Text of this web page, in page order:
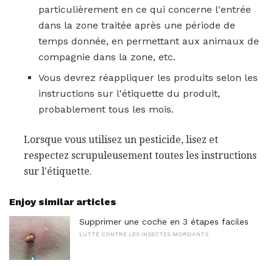
particulièrement en ce qui concerne l'entrée
dans la zone traitée après une période de
temps donnée, en permettant aux animaux de
compagnie dans la zone, etc.
Vous devrez réappliquer les produits selon les
instructions sur l'étiquette du produit,
probablement tous les mois.
Lorsque vous utilisez un pesticide, lisez et
respectez scrupuleusement toutes les instructions
sur l'étiquette.
Enjoy similar articles
Supprimer une coche en 3 étapes faciles
LUTTE CONTRE LES INSECTES MORDANTS